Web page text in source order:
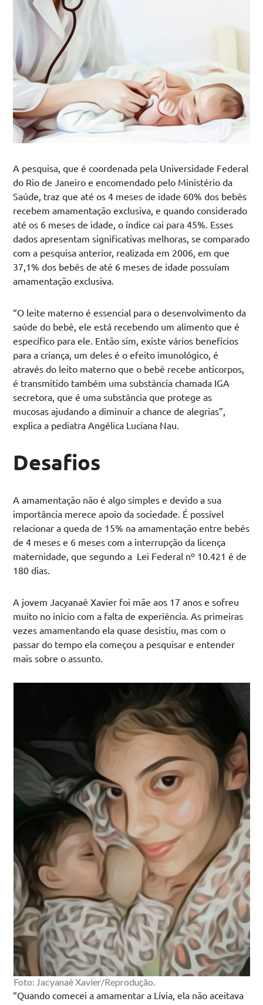
A pesquisa, que é coordenada pela Universidade Federal
do Rio de Janeiro e encomendado pelo Ministério da
Saúde, traz que até os 4 meses de idade 60% dos bebês
recebem amamentação exclusiva, e quando considerado
até os 6 meses de idade, o índice cai para 45%. Esses
dados apresentam significativas melhoras, se comparado
com a pesquisa anterior, realizada em 2006, em que
37,1% dos bebês de até 6 meses de idade possuíam
amamentação exclusiva.
“O leite materno é essencial para o desenvolvimento da
saúde do bebê, ele está recebendo um alimento que é
específico para ele. Então sim, existe vários benefícios
para a criança, um deles é o efeito imunológico, é
através do leito materno que o bebê recebe anticorpos,
é transmitido também uma substância chamada IGA
secretora, que é uma substância que protege as
mucosas ajudando a diminuir a chance de alegrias”,
explica a pediatra Angélica Luciana Nau.
Desafios
A amamentação não é algo simples e devido a sua
importância merece apoio da sociedade. É possível
relacionar a queda de 15% na amamentação entre bebês
de 4 meses e 6 meses com a interrupção da licença
maternidade, que segundo a Lei Federal nº 10.421 é de
180 dias.
A jovem Jacyanaê Xavier foi mãe aos 17 anos e sofreu
muito no início com a falta de experiência. As primeiras
vezes amamentando ela quase desistiu, mas com o
passar do tempo ela começou a pesquisar e entender
mais sobre o assunto.
Foto: Jacyanaê Xavier/Reprodução.
“Quando comecei a amamentar a Lívia, ela não aceitava